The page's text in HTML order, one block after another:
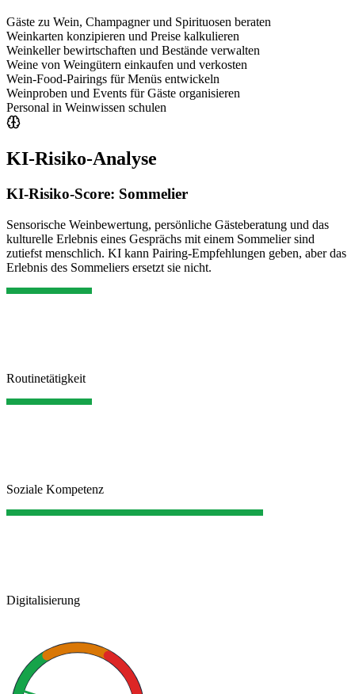
Gäste zu Wein, Champagner und Spirituosen beraten
Weinkarten konzipieren und Preise kalkulieren
Weinkeller bewirtschaften und Bestände verwalten
Weine von Weingütern einkaufen und verkosten
Wein-Food-Pairings für Menüs entwickeln
Weinproben und Events für Gäste organisieren
Personal in Weinwissen schulen
KI-Risiko-Analyse
KI-Risiko-Score: Sommelier
Sensorische Weinbewertung, persönliche Gästeberatung und das
kulturelle Erlebnis eines Gesprächs mit einem Sommelier sind
zutiefst menschlich. KI kann Pairing-Empfehlungen geben, aber das
Erlebnis des Sommeliers ersetzt sie nicht.
Routinetätigkeit
Soziale Kompetenz
Digitalisierung